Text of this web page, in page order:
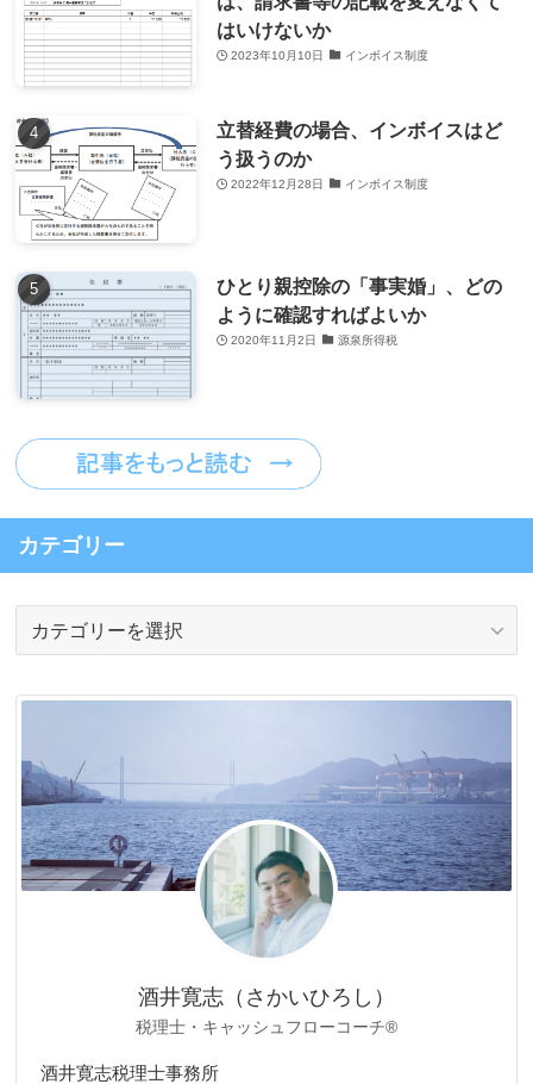
はいけないか
2023年10月10日 インボイス制度
立替経費の場合、インボイスはど
う扱うのか
2022年12月28日 インボイス制度
ひとり親控除の「事実婚」、どの
ように確認すればよいか
2020年11月2日 源泉所得税
カテゴリー
リ
酒井寛志（さかいひろし）
税理士・キャッシュフローコーチ®
酒井寛志税理士事務所